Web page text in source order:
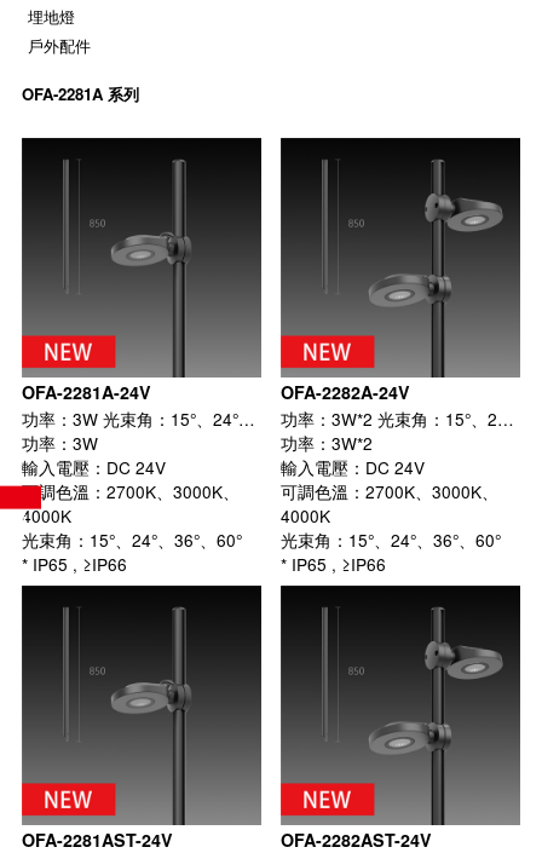
埋地燈
戶外配件
OFA-2281A 系列
OFA-2281A-24V
功率：3W 光束角：15°、24°、36°、60°
功率：3W
輸入電壓：DC 24V
可調色溫：2700K、3000K、
4000K
光束角：15°、24°、36°、60°
* IP65 , ≥IP66
OFA-2282A-24V
功率：3W*2 光束角：15°、24°、36°、60°
功率：3W*2
輸入電壓：DC 24V
可調色溫：2700K、3000K、
4000K
光束角：15°、24°、36°、60°
* IP65 , ≥IP66
OFA-2281AST-24V
OFA-2282AST-24V